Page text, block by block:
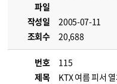
파일
작성일
2005-07-11
조회수
20,688
번호
115
제목
KTX 여름 피서